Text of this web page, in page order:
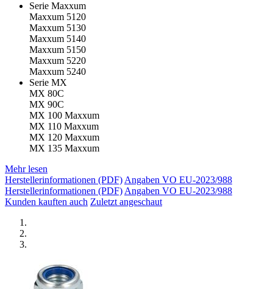
Serie Maxxum
Maxxum 5120
Maxxum 5130
Maxxum 5140
Maxxum 5150
Maxxum 5220
Maxxum 5240
Serie MX
MX 80C
MX 90C
MX 100 Maxxum
MX 110 Maxxum
MX 120 Maxxum
MX 135 Maxxum
Mehr lesen
Herstellerinformationen (PDF)Angaben VO EU-2023/988
Herstellerinformationen (PDF)Angaben VO EU-2023/988
Kunden kauften auch Zuletzt angeschaut